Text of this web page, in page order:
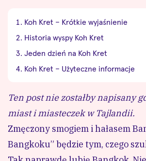
Koh Kret – Krótkie wyjaśnienie
Historia wyspy Koh Kret
Jeden dzień na Koh Kret
Koh Kret – Użyteczne informacje
Ten post nie zostałby napisany
miast i miasteczek w Tajlandii.
Zmęczony smogiem i hałasem
Bangkoku” będzie tym, czego